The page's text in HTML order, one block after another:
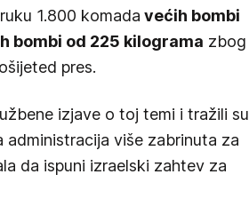
1.800 komada većih bombi
bombi od 225 kilograma zbog
pres.
izjave o toj temi i tražili su
administracija više zabrinuta za
da ispuni izraelski zahtev za